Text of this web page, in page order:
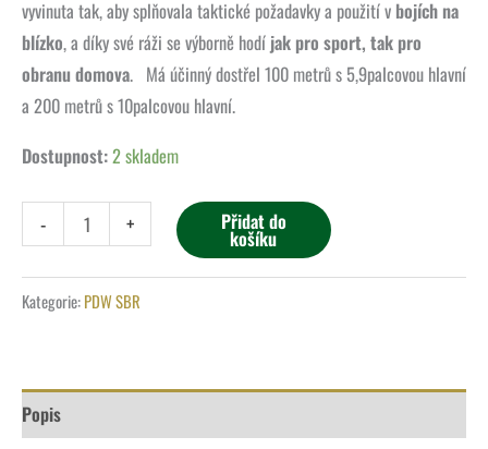
vyvinuta tak, aby splňovala taktické požadavky a použití v bojích na
blízko, a díky své ráži se výborně hodí jak pro sport, tak pro
obranu domova. Má účinný dostřel 100 metrů s 5,9palcovou hlavní
a 200 metrů s 10palcovou hlavní.
Dostupnost:2 skladem
- + Přidat do
košíku
Kategorie:PDW SBR
Popis